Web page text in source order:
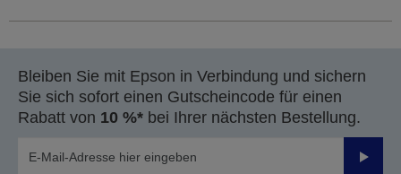
Bleiben Sie mit Epson in Verbindung und sichern
Sie sich sofort einen Gutscheincode für einen
Rabatt von 10 %* bei Ihrer nächsten Bestellung.